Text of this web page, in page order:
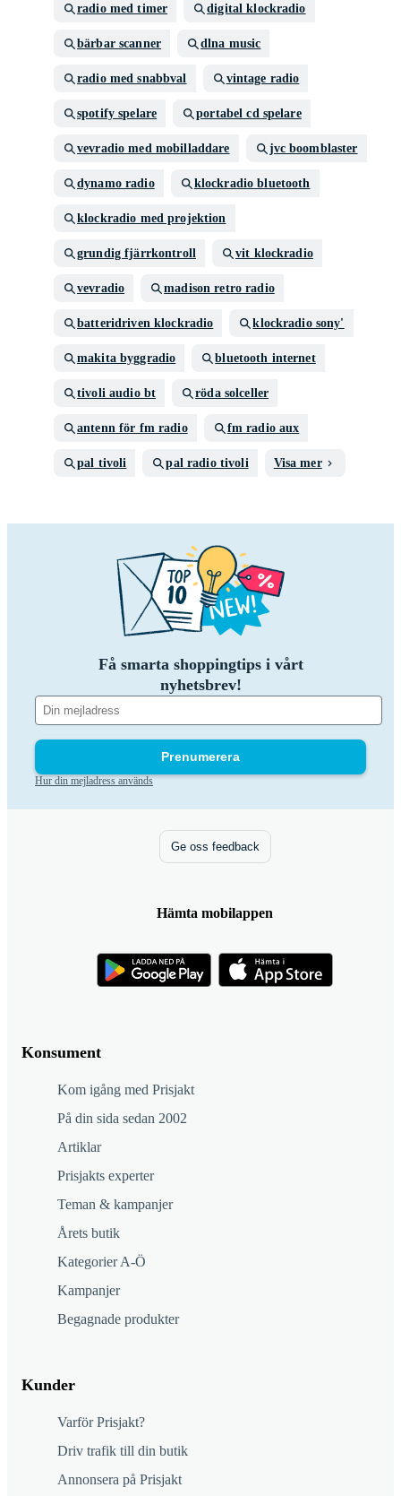
radio med timer digital klockradio
bärbar scanner dlna music
radio med snabbval vintage radio
spotify spelare portabel cd spelare
vevradio med mobilladdare jvc boomblaster
dynamo radio klockradio bluetooth
klockradio med projektion
grundig fjärrkontroll vit klockradio
vevradio madison retro radio
batteridriven klockradio klockradio sony'
makita byggradio bluetooth internet
tivoli audio bt röda solceller
antenn för fm radio fm radio aux
pal tivoli pal radio tivoli Visa mer
Få smarta shoppingtips i vårt
nyhetsbrev!
Prenumerera
Hur din mejladress används
Konsument
Kom igång med Prisjakt
På din sida sedan 2002
Artiklar
Prisjakts experter
Teman & kampanjer
Årets butik
Kategorier A-Ö
Kampanjer
Begagnade produkter
Kunder
Varför Prisjakt?
Driv trafik till din butik
Annonsera på Prisjakt
Ge oss feedback
Hämta mobilappen